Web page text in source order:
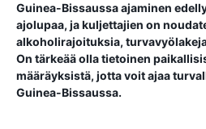
Guinea-Bissaussa ajaminen
ajolupaa, ja kuljettajien on
alkoholirajoituksia,
On tärkeää olla tietoinen
määräyksistä, jotta voit ajaa
Guinea-Bissaussa.